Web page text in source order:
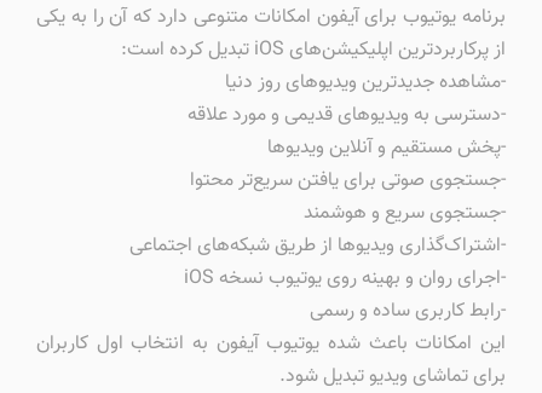
برنامه یوتیوب برای آیفون امکانات متنوعی دارد که آن را به یکی
از پرکاربردترین اپلیکیشن‌های iOS تبدیل کرده است:
-مشاهده جدیدترین ویدیوهای روز دنیا
-دسترسی به ویدیوهای قدیمی و مورد علاقه
-پخش مستقیم و آنلاین ویدیوها
-جستجوی صوتی برای یافتن سریع‌تر محتوا
-جستجوی سریع و هوشمند
-اشتراک‌گذاری ویدیوها از طریق شبکه‌های اجتماعی
-اجرای روان و بهینه روی یوتیوب نسخه iOS
-رابط کاربری ساده و رسمی
این امکانات باعث شده یوتیوب آیفون به انتخاب اول کاربران
برای تماشای ویدیو تبدیل شود.